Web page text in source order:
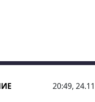
20:49,